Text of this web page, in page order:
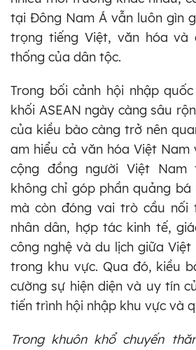
tại Đông Nam Á vẫn luôn gìn
trọng tiếng Việt, văn hóa và
thống của dân tộc.
Trong bối cảnh hội nhập
khối ASEAN ngày càng sâu
của kiều bào càng trở nên
am hiểu cả văn hóa Việt
cộng đồng người Việt
không chỉ góp phần quảng
mà còn đóng vai trò cầu nối
nhân dân, hợp tác kinh tế,
công nghệ và du lịch giữa
trong khu vực. Qua đó, kiều
cường sự hiện diện và uy tín
tiến trình hội nhập khu vực và
Trong khuôn khổ chuyến